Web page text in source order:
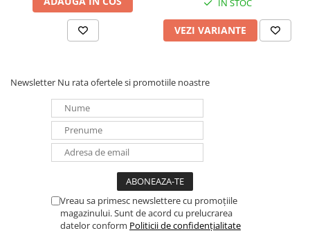
Redresoare, incarcatoare si testere
Redresoare auto, moto, barci si
UPS pentru centrale termice si
sisteme de urgenta - acumulator
UPS Calculatoare si Servere
UPS Trifazat
Stabilizatoare Tensiune
PDUs unitati de distributie a
energiei electrice
Cabinete baterii
IN STOC
VEZI VARIANTE
Newsletter Nu rata ofertele si promotiile noastre
Vreau sa primesc newslettere cu promoțiile
magazinului. Sunt de acord cu prelucrarea
datelor conform Politicii de confidențialitate